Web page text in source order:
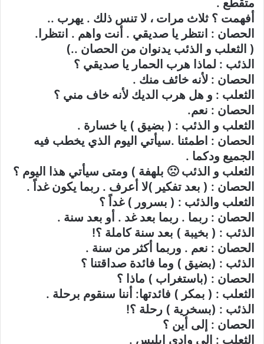
متقطع .
أفهمت ؟ ثلاث مرات ، لا تنس ذلك . يهرب ..
الحصان : انتظر يا صديقي . أنت واهم . انتظرا.
( الثعلب و الذئب يدنوان من الحصان ..)
الذئب : لماذا هرب الحمار يا صديقي ؟
الحصان : لأنه خائف منك .
الثعلب : و هل هرب الديك لأنه خاف مني ؟
الحصان : نعم.
الثعلب و الذئب : ( بضيق ) يا خسارة .
الحصان : اطمئنا .سيأتي اليوم الذي يخطب فيه
الجميع ودكما .
الثعلب و الذئب 🙁 بلهفة ) ومتى سيأتي هذا اليوم ؟
الحصان : ( بعد تفكير )لا أعرف . ربما يكون غداً .
الثعلب والذئب : ( بسرور ) غداً ؟
الحصان : ربما . ربما بعد غد . أو بعد سنة .
الذئب : ( بخيبة ) بعد سنة كاملة ؟!
الحصان : نعم . وربما أكثر من سنة .
الذئب : (بضيق ) وما فائدة صداقتنا ؟
الحصان : (باستغراب ) ماذا ؟
الثعلب : ( بمكر ) فائدتها: أننا سنقوم برحلة .
الذئب : (بسخرية ) رحلة ؟!
الحصان : إلى أين ؟
الثعلب : إلى وادي إبليس .